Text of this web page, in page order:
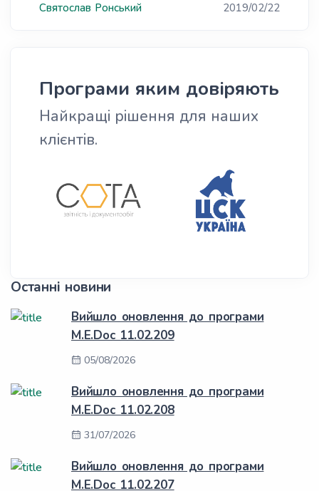
Святослав Ронський 2019/02/22
Програми яким довіряють
Найкращі рішення для наших
клієнтів.
Останні новини
Вийшло оновлення до програми
M.E.Doc 11.02.209
05/08/2026
Вийшло оновлення до програми
M.E.Doc 11.02.208
31/07/2026
Вийшло оновлення до програми
M.E.Doc 11.02.207